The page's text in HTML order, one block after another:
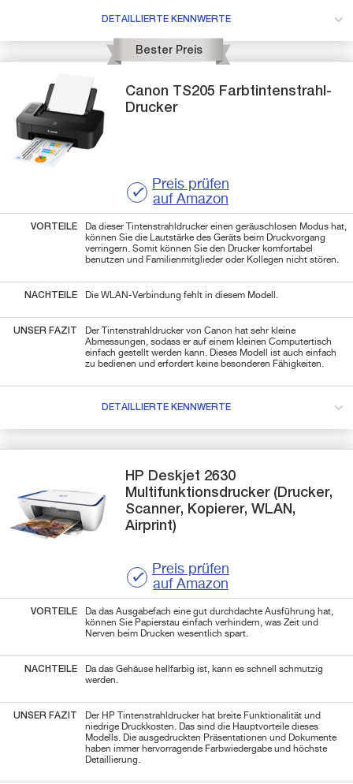
DETAILLIERTE KENNWERTE
Bester Preis
Canon TS205 Farbtintenstrahl-
Drucker
Preis prüfen
auf Amazon
VORTEILE
Da dieser Tintenstrahldrucker einen geräuschlosen Modus hat,
können Sie die Lautstärke des Geräts beim Druckvorgang
verringern. Somit können Sie den Drucker komfortabel
benutzen und Familienmitglieder oder Kollegen nicht stören.
NACHTEILE Die WLAN-Verbindung fehlt in diesem Modell.
UNSER FAZIT
Der Tintenstrahldrucker von Canon hat sehr kleine
Abmessungen, sodass er auf einem kleinen Computertisch
einfach gestellt werden kann. Dieses Modell ist auch einfach
zu bedienen und erfordert keine besonderen Fähigkeiten.
DETAILLIERTE KENNWERTE
HP Deskjet 2630
Multifunktionsdrucker (Drucker,
Scanner, Kopierer, WLAN,
Airprint)
Preis prüfen
auf Amazon
VORTEILE
Da das Ausgabefach eine gut durchdachte Ausführung hat,
können Sie Papierstau einfach verhindern, was Zeit und
Nerven beim Drucken wesentlich spart.
NACHTEILE
Da das Gehäuse hellfarbig ist, kann es schnell schmutzig
werden.
UNSER FAZIT
Der HP Tintenstrahldrucker hat breite Funktionalität und
niedrige Druckkosten. Das sind die Hauptvorteile dieses
Modells. Die ausgedruckten Präsentationen und Dokumente
haben immer hervorragende Farbwiedergabe und höchste
Detaillierung.